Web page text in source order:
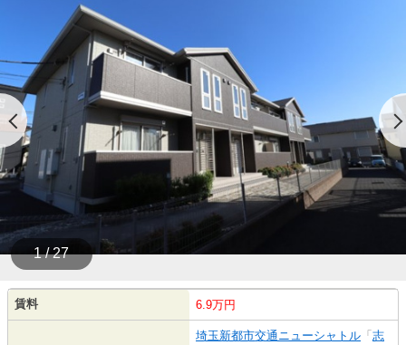
1 / 27
賃料 6.9万円
埼玉新都市交通ニューシャトル 「 志